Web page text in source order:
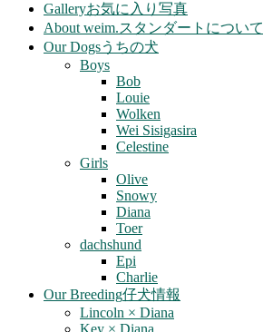
Galleryお気に入り写真
About weim.スタンダートについて
Our Dogsうちの犬
Boys
Bob
Louie
Wolken
Wei Sisigasira
Celestine
Girls
Olive
Snowy
Diana
Toer
dachshund
Epi
Charlie
Our Breeding仔犬情報
Lincoln × Diana
Key × Diana